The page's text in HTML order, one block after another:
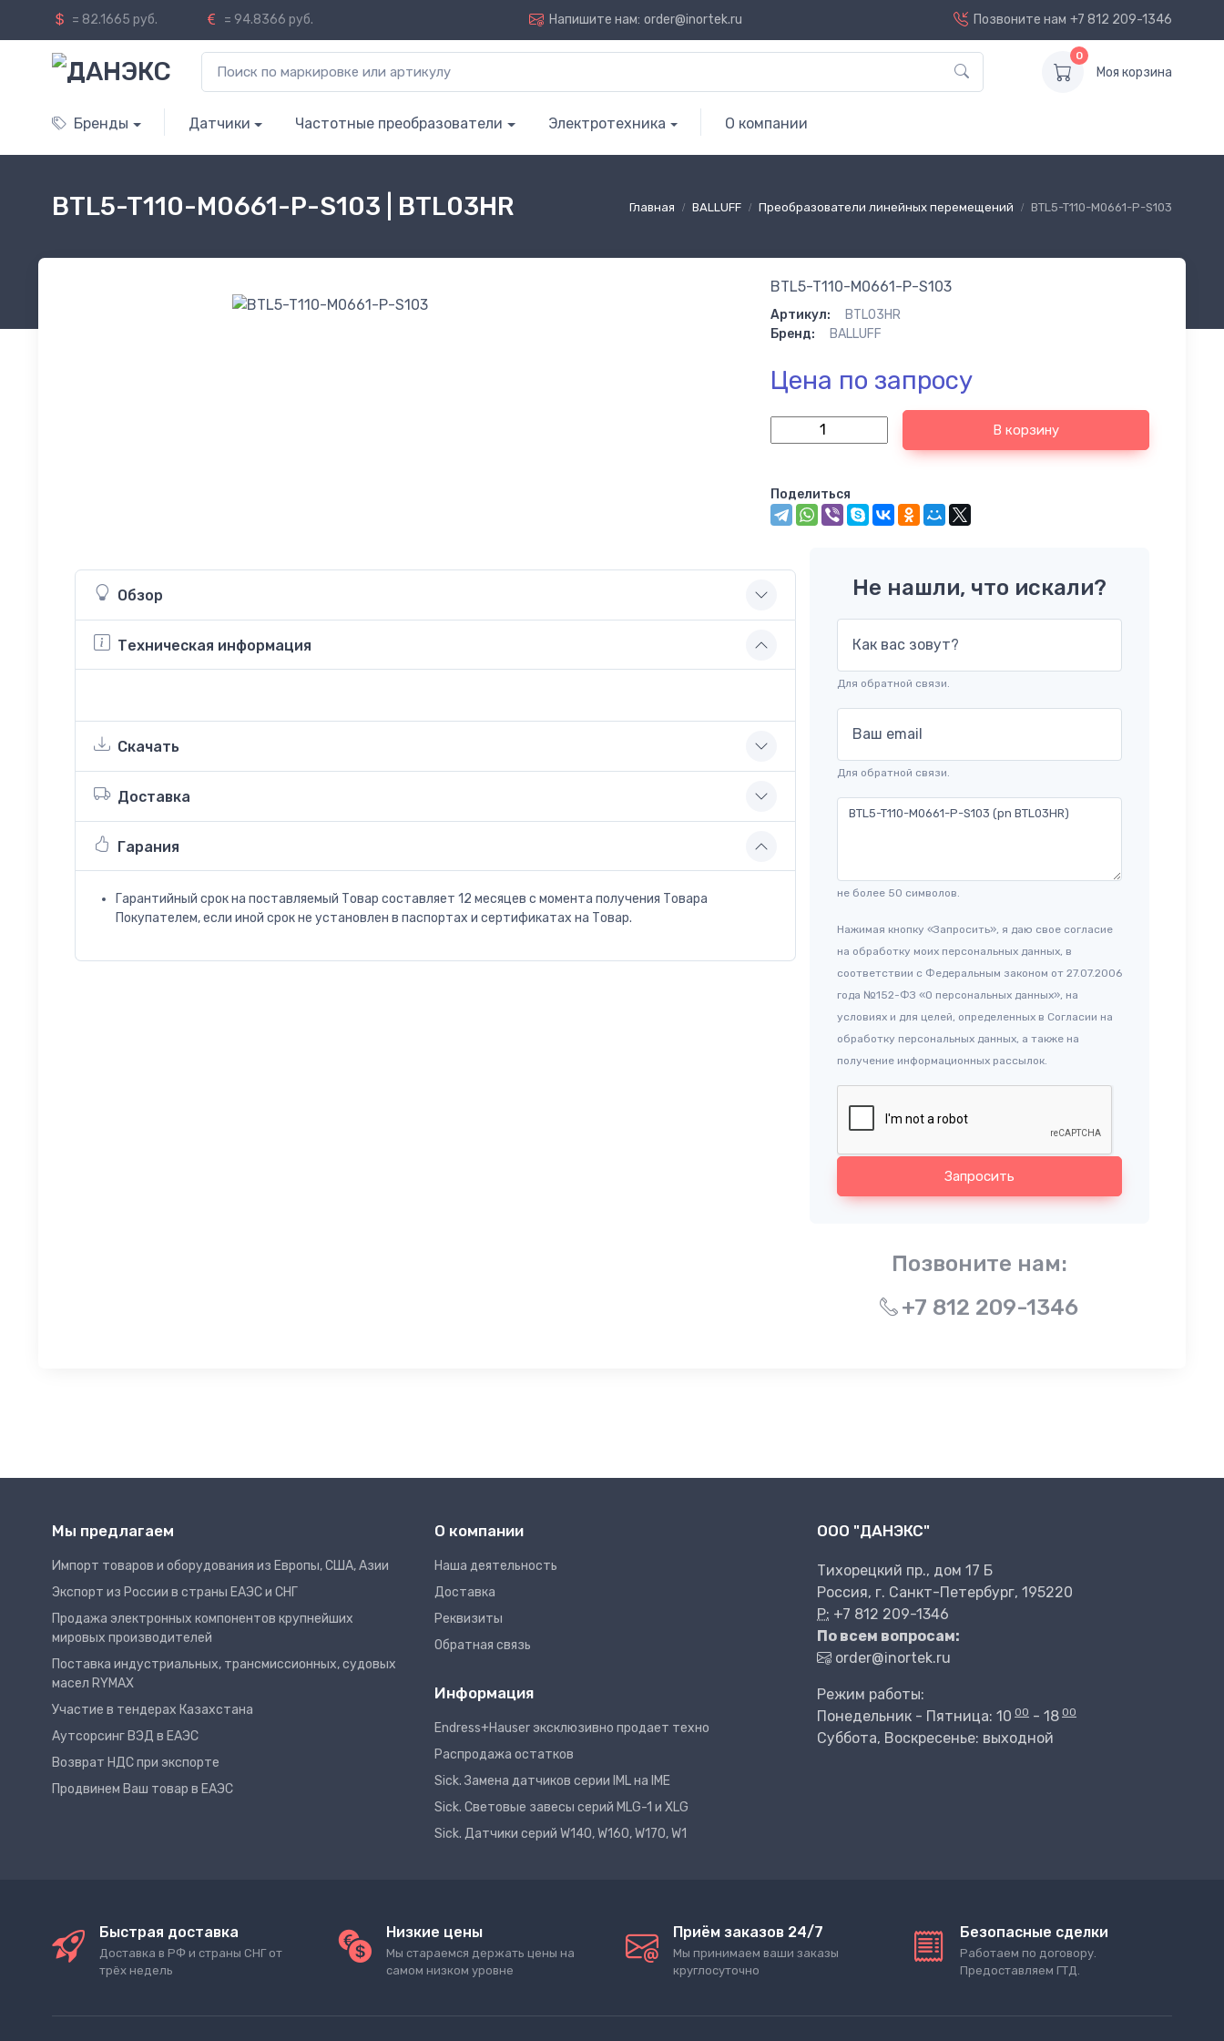
= 82.1665 руб. = 94.8366 руб. Напишите нам: order@inortek.ru Позвоните нам +7 812 209-1346
0
Моя корзина
Бренды Датчики Частотные преобразователи Электротехника О компании
Главная BALLUFF Преобразователи линейных перемещений BTL5-T110-M0661-P-S103
BTL5-T110-M0661-P-S103 | BTL03HR
BTL5-T110-M0661-P-S103
Артикул:
BTL03HR
Бренд:
BALLUFF
Цена по запросу
В корзину
Поделиться
Обзор
Техническая информация
Скачать
Доставка
Гарания
Гарантийный срок на поставляемый Товар составляет 12 месяцев с момента получения Товара
Покупателем, если иной срок не установлен в паспортах и сертификатах на Товар.
Не нашли, что искали?
Как вас зовут?
Для обратной связи.
Ваш email
Для обратной связи.
не более 50 символов.
Нажимая кнопку «Запросить», я даю свое согласие
на обработку моих персональных данных, в
соответствии с Федеральным законом от 27.07.2006
года №152-ФЗ «О персональных данных», на
условиях и для целей, определенных в Согласии на
обработку персональных данных, а также на
получение информационных рассылок.
Запросить
Позвоните нам:
+7 812 209-1346
Мы предлагаем
Импорт товаров и оборудования из Европы, США, Азии
Экспорт из России в страны ЕАЭС и СНГ
Продажа электронных компонентов крупнейших
мировых производителей
Поставка индустриальных, трансмиссионных, судовых
масел RYMAX
Участие в тендерах Казахстана
Аутсорсинг ВЭД в ЕАЭС
Возврат НДС при экспорте
Продвинем Ваш товар в ЕАЭС
О компании
Наша деятельность
Доставка
Реквизиты
Обратная связь
Информация
Endress+Hauser эксклюзивно продает техно
Распродажа остатков
Sick. Замена датчиков серии IML на IME
Sick. Световые завесы серий MLG-1 и XLG
Sick. Датчики серий W140, W160, W170, W1
ООО "ДАНЭКС"
Тихорецкий пр., дом 17 Б
Россия, г. Санкт-Петербург, 195220
P: +7 812 209-1346
По всем вопросам:
order@inortek.ru
Режим работы:
Понедельник - Пятница: 10 00 - 18 00
Суббота, Воскресенье: выходной
Быстрая доставка
Доставка в РФ и страны СНГ от
трёх недель
Низкие цены
Мы стараемся держать цены на
самом низком уровне
Приём заказов 24/7
Мы принимаем ваши заказы
круглосуточно
Безопасные сделки
Работаем по договору.
Предоставляем ГТД.